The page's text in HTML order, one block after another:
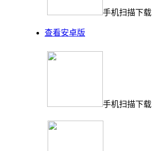
手机扫描下载
查看安卓版
手机扫描下载